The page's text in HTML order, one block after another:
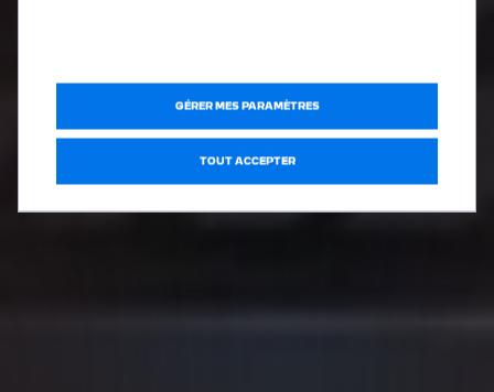
GÉRER MES PARAMÈTRES
TOUT ACCEPTER